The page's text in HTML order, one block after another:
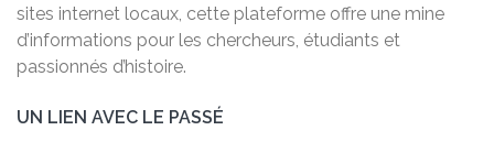
sites internet locaux, cette plateforme offre une mine
d’informations pour les chercheurs, étudiants et
passionnés d’histoire.
UN LIEN AVEC LE PASSÉ